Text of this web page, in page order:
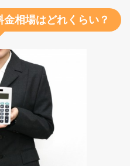
相場はどれくらい？